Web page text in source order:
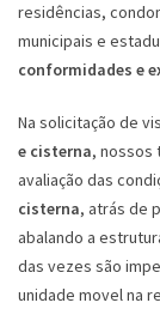
residências,
municipais e
conformidades e
Na solicitação de
e cisterna, nossos
avaliação das
cisterna, atrás de
abalando a
das vezes são
unidade movel na